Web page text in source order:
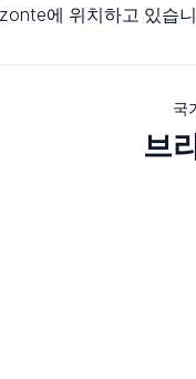
에 위치하고 있습
국
브